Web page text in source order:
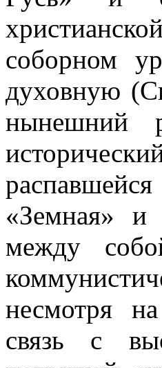
соборном
духовную
нынешний
«Земная» и
между
несмотря
связь с